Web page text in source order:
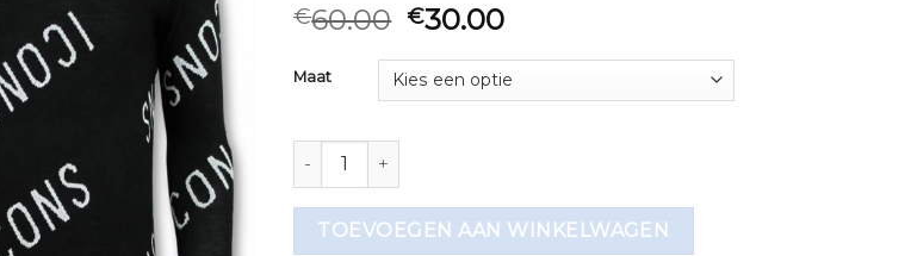
€60.00 €30.00
Maat
merk trui aantal
TOEVOEGEN AAN WINKELWAGEN